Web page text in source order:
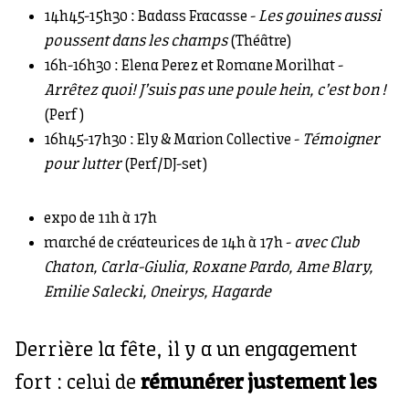
14h45-15h30 : Badass Fracasse -Les gouines aussi
poussent dans les champs(Théâtre)
16h-16h30 : Elena Perez et Romane Morilhat -
Arrêtez quoi! J’suis pas une poule hein, c’est bon !
(Perf)
16h45-17h30 : Ely & Marion Collective - Témoigner
pour lutter(Perf/DJ-set)
expo de 11h à 17h
marché de créateurices de 14h à 17h - avec Club
Chaton, Carla-Giulia, Roxane Pardo, Ame Blary,
Emilie Salecki, Oneirys, Hagarde
Derrière la fête, il y a un engagement
fort : celui de rémunérer justement les